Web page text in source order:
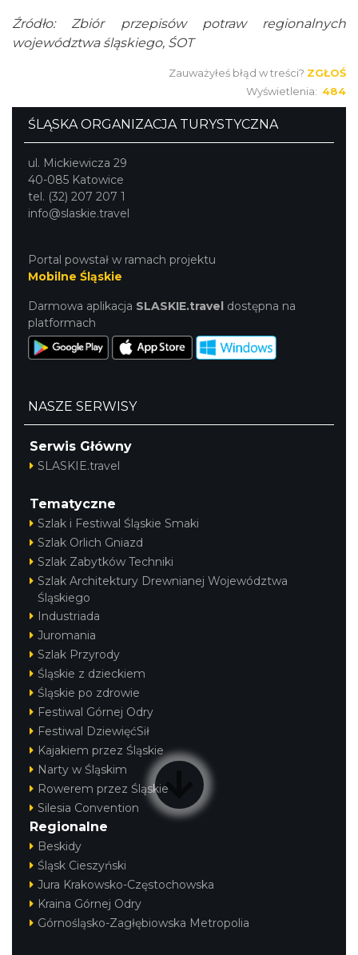
Źródło: Zbiór przepisów potraw regionalnych
województwa śląskiego, ŚOT
Zauważyłeś błąd w treści? ZGŁOŚ
Wyświetlenia: 484
ŚLĄSKA ORGANIZACJA TURYSTYCZNA
ul. Mickiewicza 29
40-085 Katowice
tel. (32) 207 207 1
info@slaskie.travel
Portal powstał w ramach projektu
Mobilne Śląskie
Darmowa aplikacja SLASKIE.travel dostępna na
platformach
NASZE SERWISY
Serwis Główny
SLASKIE.travel
Tematyczne
Szlak i Festiwal Śląskie Smaki
Szlak Orlich Gniazd
Szlak Zabytków Techniki
Szlak Architektury Drewnianej Województwa
Śląskiego
Industriada
Juromania
Szlak Przyrody
Śląskie z dzieckiem
Śląskie po zdrowie
Festiwal Górnej Odry
Festiwal DziewięćSił
Kajakiem przez Śląskie
Narty w Śląskim
Rowerem przez Śląskie
Silesia Convention
Regionalne
Beskidy
Śląsk Cieszyński
Jura Krakowsko-Częstochowska
Kraina Górnej Odry
Górnośląsko-Zagłębiowska Metropolia